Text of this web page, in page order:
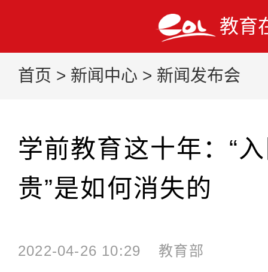
教育
首页 > 新闻中心 > 新闻发布会
学前教育这十年：“
贵”是如何消失的
2022-04-26 10:29 教育部